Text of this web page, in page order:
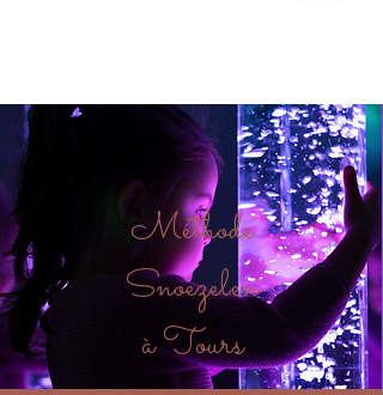
Méthode
Snoezelen
à Tours